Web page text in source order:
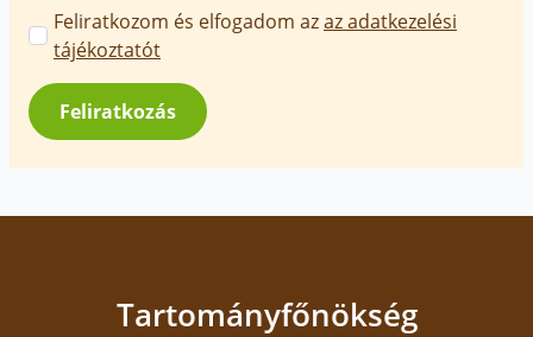
Marketing
üzenetek
jóváhagyása
*
Feliratkozom és elfogadom azaz adatkezelési
tájékoztatót
Feliratkozás
Tartományfőnökség